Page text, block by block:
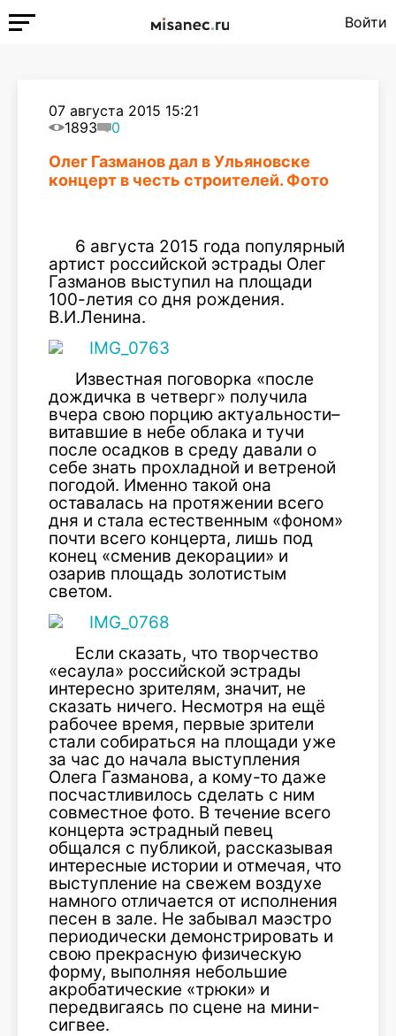
Войти
07 августа 2015 15:21
1893
0
Олег Газманов дал в Ульяновске
концерт в честь строителей. Фото
6 августа 2015 года популярный
артист российской эстрады Олег
Газманов выступил на площади
100-летия со дня рождения.
В.И.Ленина.
Известная поговорка «после
дождичка в четверг» получила
вчера свою порцию актуальности–
витавшие в небе облака и тучи
после осадков в среду давали о
себе знать прохладной и ветреной
погодой. Именно такой она
оставалась на протяжении всего
дня и стала естественным «фоном»
почти всего концерта, лишь под
конец «сменив декорации» и
озарив площадь золотистым
светом.
Если сказать, что творчество
«есаула» российской эстрады
интересно зрителям, значит, не
сказать ничего. Несмотря на ещё
рабочее время, первые зрители
стали собираться на площади уже
за час до начала выступления
Олега Газманова, а кому-то даже
посчастливилось сделать с ним
совместное фото. В течение всего
концерта эстрадный певец
общался с публикой, рассказывая
интересные истории и отмечая, что
выступление на свежем воздухе
намного отличается от исполнения
песен в зале. Не забывал маэстро
периодически демонстрировать и
свою прекрасную физическую
форму, выполняя небольшие
акробатические «трюки» и
передвигаясь по сцене на мини-
сигвее.